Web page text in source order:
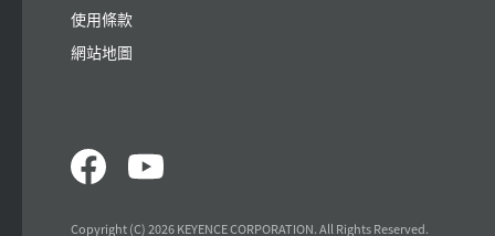
使用條款
網站地圖
Copyright (C) 2026 KEYENCE CORPORATION. All Rights Reserved.